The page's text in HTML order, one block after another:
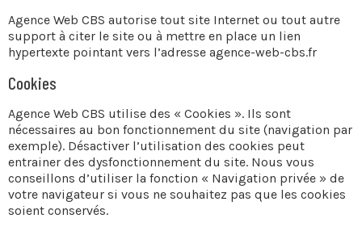
Agence Web CBS autorise tout site Internet ou tout autre
support à citer le site ou à mettre en place un lien
hypertexte pointant vers l’adresse agence-web-cbs.fr
Cookies
Agence Web CBS utilise des « Cookies ». Ils sont
nécessaires au bon fonctionnement du site (navigation par
exemple). Désactiver l’utilisation des cookies peut
entrainer des dysfonctionnement du site. Nous vous
conseillons d’utiliser la fonction « Navigation privée » de
votre navigateur si vous ne souhaitez pas que les cookies
soient conservés.